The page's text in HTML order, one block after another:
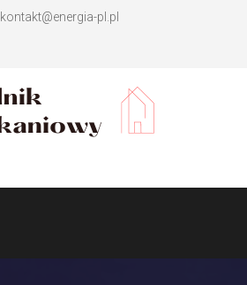
kontakt@energia-pl.pl